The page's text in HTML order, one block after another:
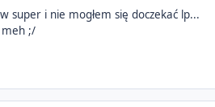
super i nie mogłem się doczekać lp...
meh ;/